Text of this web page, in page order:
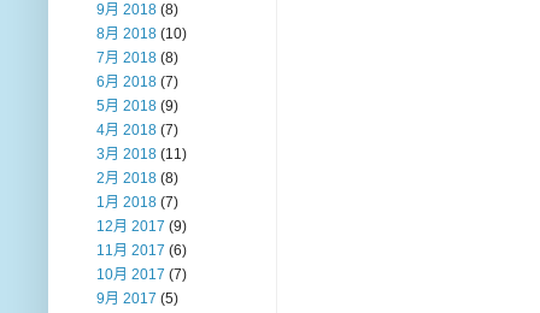
9月 2018 (8)
8月 2018 (10)
7月 2018 (8)
6月 2018 (7)
5月 2018 (9)
4月 2018 (7)
3月 2018 (11)
2月 2018 (8)
1月 2018 (7)
12月 2017 (9)
11月 2017 (6)
10月 2017 (7)
9月 2017 (5)